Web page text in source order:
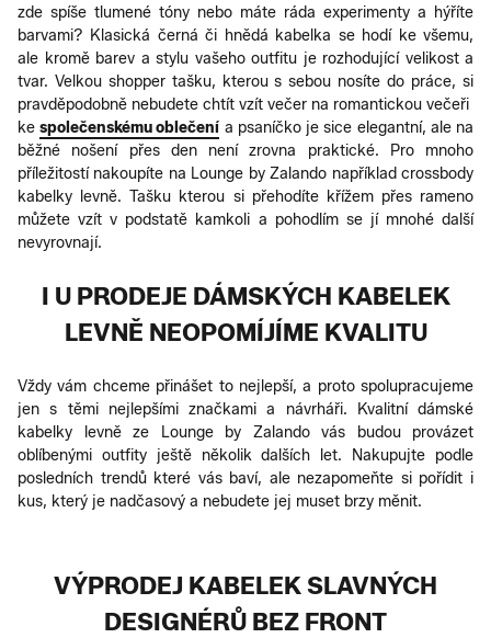
zde spíše tlumené tóny nebo máte ráda experimenty a hýříte
barvami? Klasická černá či hnědá kabelka se hodí ke všemu,
ale kromě barev a stylu vašeho outfitu je rozhodující velikost a
tvar. Velkou shopper tašku, kterou s sebou nosíte do práce, si
pravděpodobně nebudete chtít vzít večer na romantickou večeři
kespolečenskému oblečení a psaníčko je sice elegantní, ale na
běžné nošení přes den není zrovna praktické. Pro mnoho
příležitostí nakoupíte na Lounge by Zalando například crossbody
kabelky levně. Tašku kterou si přehodíte křížem přes rameno
můžete vzít v podstatě kamkoli a pohodlím se jí mnohé další
nevyrovnají.
I U PRODEJE DÁMSKÝCH KABELEK
LEVNĚ NEOPOMÍJÍME KVALITU
Vždy vám chceme přinášet to nejlepší, a proto spolupracujeme
jen s těmi nejlepšími značkami a návrháři. Kvalitní dámské
kabelky levně ze Lounge by Zalando vás budou provázet
oblíbenými outfity ještě několik dalších let. Nakupujte podle
posledních trendů které vás baví, ale nezapomeňte si pořídit i
kus, který je nadčasový a nebudete jej muset brzy měnit.
VÝPRODEJ KABELEK SLAVNÝCH
DESIGNÉRŮ BEZ FRONT